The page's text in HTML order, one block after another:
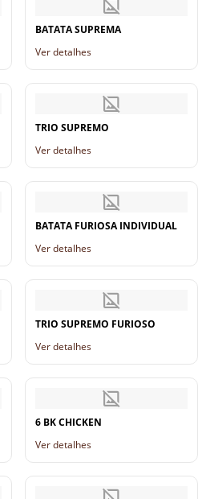
BATATA SUPREMA
Ver detalhes
TRIO SUPREMO
Ver detalhes
BATATA FURIOSA INDIVIDUAL
Ver detalhes
TRIO SUPREMO FURIOSO
Ver detalhes
6 BK CHICKEN
Ver detalhes